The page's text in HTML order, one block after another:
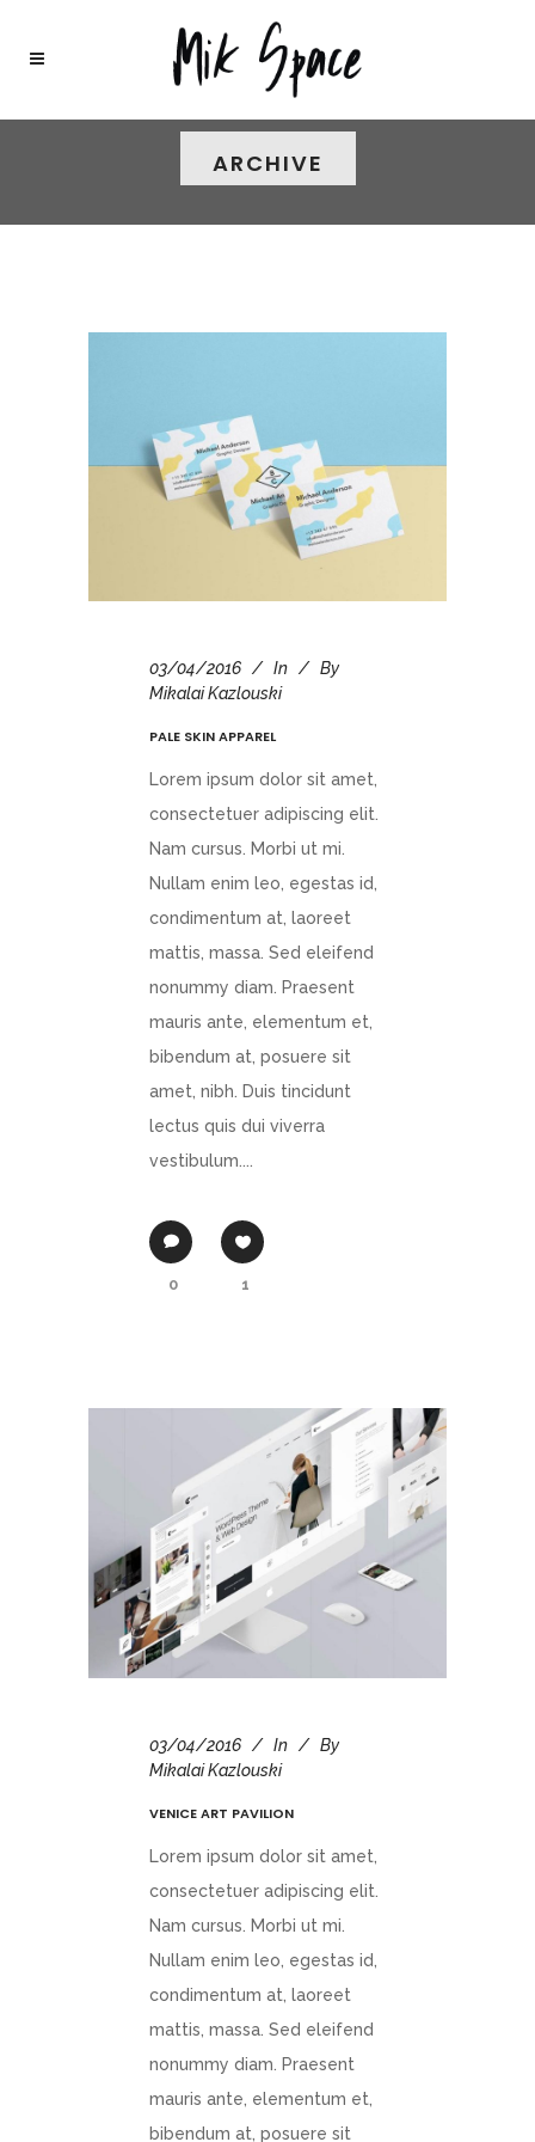
ARCHIVE
03/04/2016 In
By
Mikalai Kazlouski
PALE SKIN APPAREL
Lorem ipsum dolor sit amet,
consectetuer adipiscing elit.
Nam cursus. Morbi ut mi.
Nullam enim leo, egestas id,
condimentum at, laoreet
mattis, massa. Sed eleifend
nonummy diam. Praesent
mauris ante, elementum et,
bibendum at, posuere sit
amet, nibh. Duis tincidunt
lectus quis dui viverra
vestibulum....
0 1
03/04/2016 In
By
Mikalai Kazlouski
VENICE ART PAVILION
Lorem ipsum dolor sit amet,
consectetuer adipiscing elit.
Nam cursus. Morbi ut mi.
Nullam enim leo, egestas id,
condimentum at, laoreet
mattis, massa. Sed eleifend
nonummy diam. Praesent
mauris ante, elementum et,
bibendum at, posuere sit